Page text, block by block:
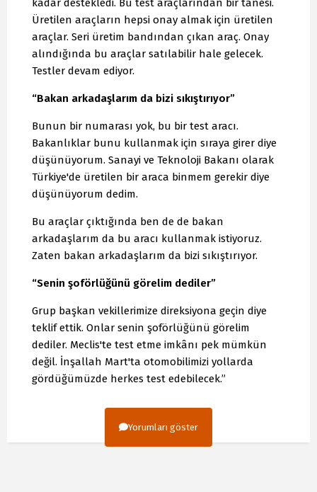
kadar destekledi. Bu test araçlarından bir tanesi.
Üretilen araçların hepsi onay almak için üretilen
araçlar. Seri üretim bandından çıkan araç. Onay
alındığında bu araçlar satılabilir hale gelecek.
Testler devam ediyor.
“Bakan arkadaşlarım da bizi sıkıştırıyor”
Bunun bir numarası yok, bu bir test aracı.
Bakanlıklar bunu kullanmak için sıraya girer diye
düşünüyorum. Sanayi ve Teknoloji Bakanı olarak
Türkiye'de üretilen bir araca binmem gerekir diye
düşünüyorum dedim.
Bu araçlar çıktığında ben de de bakan
arkadaşlarım da bu aracı kullanmak istiyoruz.
Zaten bakan arkadaşlarım da bizi sıkıştırıyor.
“Senin şoförlüğünü görelim dediler”
Grup başkan vekillerimize direksiyona geçin diye
teklif ettik. Onlar senin şoförlüğünü görelim
dediler. Meclis'te test etme imkânı pek mümkün
değil. İnşallah Mart'ta otomobilimizi yollarda
gördüğümüzde herkes test edebilecek.”
Yorumları göster